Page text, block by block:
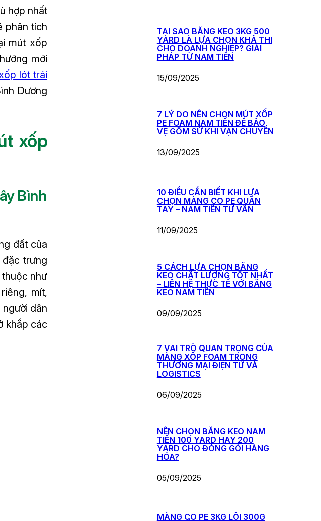
hợp nhất
phân tích
mút xốp
mới
lót trái
Dương
xốp
Bình
đất của
trưng
như
mít,
dân
khắp các
TẠI SAO BĂNG KEO 3KG 500
YARD LÀ LỰA CHỌN KHẢ THI
CHO DOANH NGHIỆP? GIẢI
PHÁP TỪ NAM TIẾN
15/09/2025
7 LÝ DO NÊN CHỌN MÚT XỐP
PE FOAM NAM TIẾN ĐỂ BẢO
VỆ GỐM SỨ KHI VẬN CHUYỂN
13/09/2025
10 ĐIỀU CẦN BIẾT KHI LỰA
CHỌN MÀNG CO PE QUẤN
TAY – NAM TIẾN TƯ VẤN
11/09/2025
5 CÁCH LỰA CHỌN BĂNG
KEO CHẤT LƯỢNG TỐT NHẤT
– LIÊN HỆ THỰC TẾ VỚI BĂNG
KEO NAM TIẾN
09/09/2025
7 VAI TRÒ QUAN TRỌNG CỦA
MÀNG XỐP FOAM TRONG
THƯƠNG MẠI ĐIỆN TỬ VÀ
LOGISTICS
06/09/2025
NÊN CHỌN BĂNG KEO NAM
TIẾN 100 YARD HAY 200
YARD CHO ĐÓNG GÓI HÀNG
HÓA?
05/09/2025
MÀNG CO PE 3KG LÕI 300G